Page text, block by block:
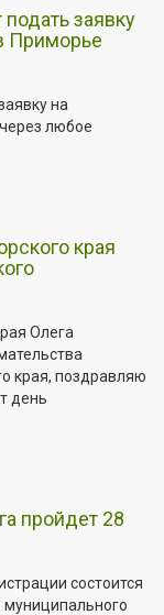
заявку
Приморье
на
любое
края
Олега
края, поздравляю
день
пройдет 28
состоится